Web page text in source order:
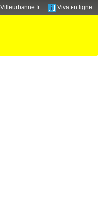
Villeurbanne.fr Viva en ligne